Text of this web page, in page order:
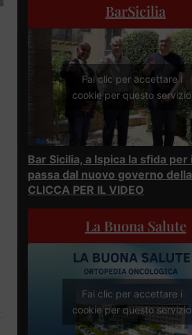
BarSicilia
Fai clic per accettare i
cookie per questo servizio
Bar Sicilia, a Ispica la sfida
passa dal nuovo governo
CLICCA PER IL VIDEO
La Buona Salute
Fai clic per accettare i
cookie per questo servizio